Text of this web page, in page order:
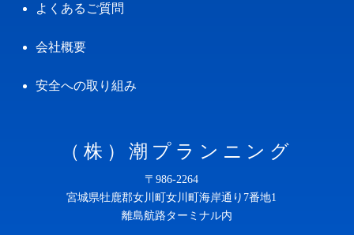
よくあるご質問
会社概要
安全への取り組み
（株）潮プランニング
〒986-2264
宮城県牡鹿郡女川町女川町海岸通り7番地1
離島航路ターミナル内